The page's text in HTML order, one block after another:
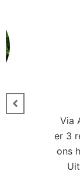
Via
er 3
ons